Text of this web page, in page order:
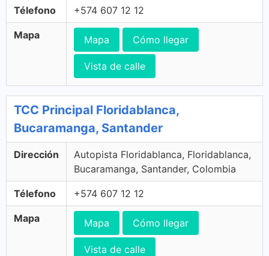
Télefono +574 607 12 12
Mapa Mapa Cómo llegar
Vista de calle
TCC Principal Floridablanca,
Bucaramanga, Santander
Dirección
Autopista Floridablanca, Floridablanca,
Bucaramanga, Santander, Colombia
Télefono +574 607 12 12
Mapa Mapa Cómo llegar
Vista de calle